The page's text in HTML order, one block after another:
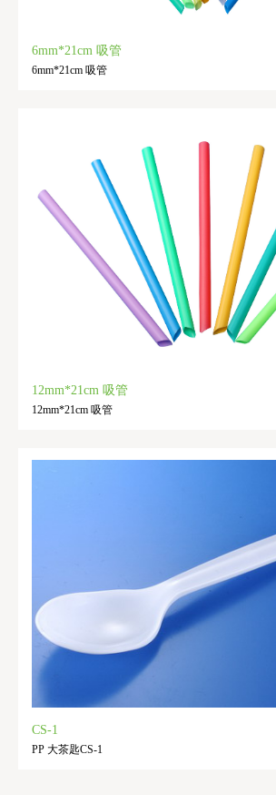
6mm*21cm 吸管
6mm*21cm 吸管
12mm*21cm 吸管
12mm*21cm 吸管
CS-1
PP 大茶匙CS-1